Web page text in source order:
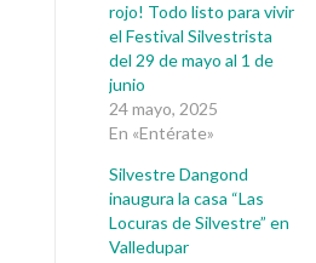
rojo! Todo listo para vivir
el Festival Silvestrista
del 29 de mayo al 1 de
junio
24 mayo, 2025
En «Entérate»
Silvestre Dangond
inaugura la casa “Las
Locuras de Silvestre” en
Valledupar